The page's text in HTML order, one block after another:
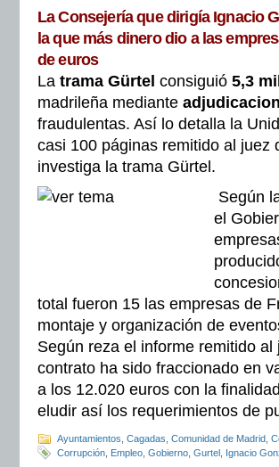
La Consejería que dirigía Ignacio
la que más dinero dio a las
de euros
La trama Gürtel consiguió 5,3
madrileña mediante
fraudulentas. Así lo detalla la
casi 100 páginas remitido al juez
investiga la trama Gürtel.
Según
el
total fueron 15 las empresas de
montaje y organización de
Según reza el informe remitido
contrato ha sido fraccionado en
a los 12.020 euros con la
eludir así los requerimientos de
Ayuntamientos Cagadas Comunidad de Madrid
Corrupción Empleo Gobierno Gurtel Ignacio